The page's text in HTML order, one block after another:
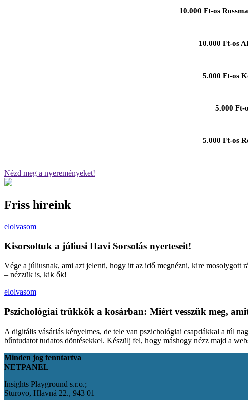
10.000 Ft-os
10.000 Ft-os
5.000 Ft-os
5.000 Ft-
5.000 Ft-os
Nézd meg a nyereményeket!
Friss híreink
elolvasom
Kisorsoltuk a júliusi Havi Sorsolás nyerteseit!
Vége a júliusnak, ami azt jelenti, hogy itt az idő megnézni, kire mosolygott
– nézzük is, kik ők!
elolvasom
Pszichológiai trükkök a kosárban: Miért vesszük meg,
A digitális vásárlás kényelmes, de tele van pszichológiai csapdákkal a túl
bűntudatot tudatos döntésekkel. Készülj fel, hogy máshogy nézz majd a
Minden jog fenntartva
NETPANEL
Insights Playground s.r.o.;
Sturovo, Hlavná 22., 943 01